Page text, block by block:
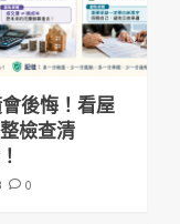
後悔！看屋
檢查清
0